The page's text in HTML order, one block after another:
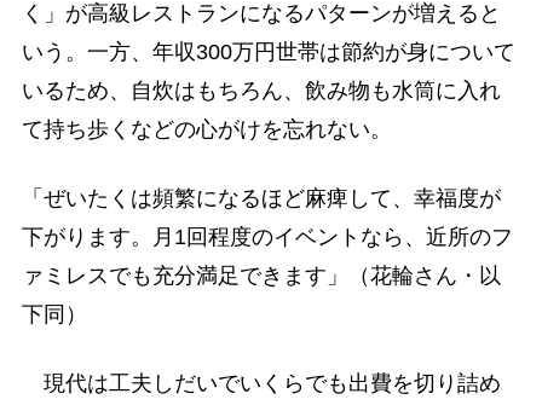
く」が高級レストランになるパターンが増えると
いう。一方、年収300万円世帯は節約が身について
いるため、自炊はもちろん、飲み物も水筒に入れ
て持ち歩くなどの心がけを忘れない。
「ぜいたくは頻繁になるほど麻痺して、幸福度が
下がります。月1回程度のイベントなら、近所のフ
ァミレスでも充分満足できます」（花輪さん・以
下同）
現代は工夫しだいでいくらでも出費を切り詰め